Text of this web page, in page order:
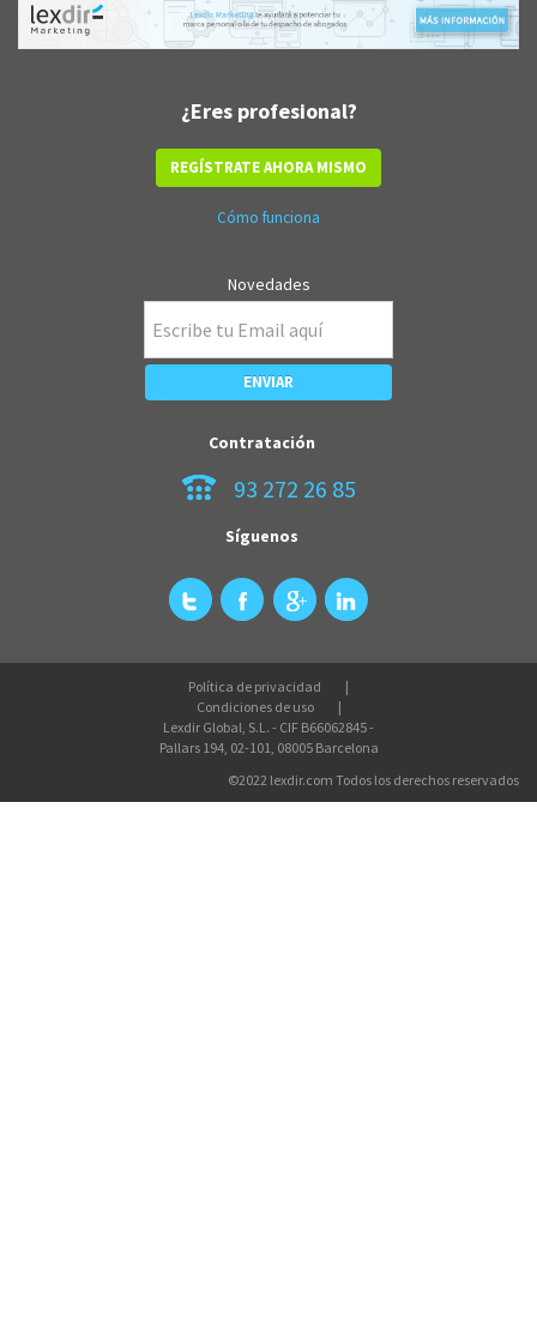
¿Eres profesional?
REGÍSTRATE AHORA MISMO
Cómo funciona
Novedades
Contratación
93 272 26 85
Síguenos
Política de privacidad
Condiciones de uso
Lexdir Global, S.L. - CIF B66062845 -
Pallars 194, 02-101, 08005 Barcelona
©2022 lexdir.com Todos los derechos reservados